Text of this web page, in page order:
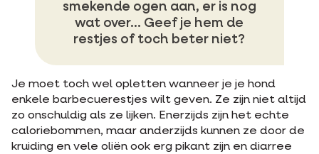
smekende ogen aan, er is nog
wat over… Geef je hem de
restjes of toch beter niet?
Je moet toch wel opletten wanneer je je hond
enkele barbecuerestjes wilt geven. Ze zijn niet altijd
zo onschuldig als ze lijken. Enerzijds zijn het echte
caloriebommen, maar anderzijds kunnen ze door de
kruiding en vele oliën ook erg pikant zijn en diarree